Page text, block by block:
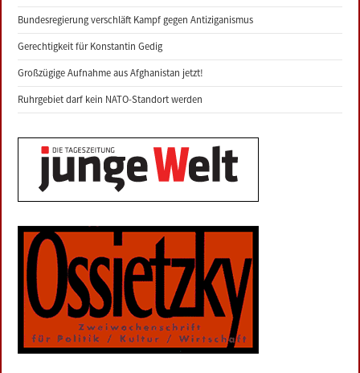
Bundesregierung verschläft Kampf gegen Antiziganismus
Gerechtigkeit für Konstantin Gedig
Großzügige Aufnahme aus Afghanistan jetzt!
Ruhrgebiet darf kein NATO-Standort werden